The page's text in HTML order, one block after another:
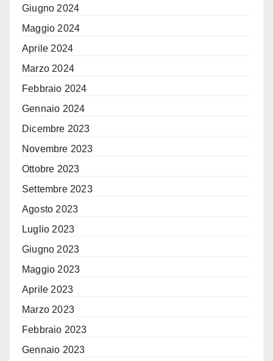
Giugno 2024
Maggio 2024
Aprile 2024
Marzo 2024
Febbraio 2024
Gennaio 2024
Dicembre 2023
Novembre 2023
Ottobre 2023
Settembre 2023
Agosto 2023
Luglio 2023
Giugno 2023
Maggio 2023
Aprile 2023
Marzo 2023
Febbraio 2023
Gennaio 2023